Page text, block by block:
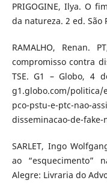
PRIGOGINE, Ilya. O
da natureza. 2 ed. São
RAMALHO, Renan.
compromisso contra
TSE. G1 – Globo, 4
g1.globo.com/politica/
pco-pstu-e-ptc-nao-
disseminacao-de-fake-
SARLET, Ingo
ao “esquecimento”
Alegre: Livraria do